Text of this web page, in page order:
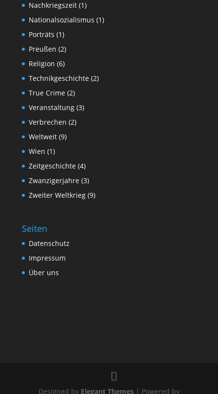
Nachkriegszeit(1)
Nationalsozialismus (1)
Porträts (1)
Preußen (2)
Religion (6)
Technikgeschichte(2)
True Crime(2)
Veranstaltung(3)
Verbrechen (2)
Weltweit(9)
Wien (1)
Zeitgeschichte(4)
Zwanzigerjahre(3)
Zweiter Weltkrieg(9)
Seiten
Datenschutz
Impressum
Über uns
Designed by Elegant Themes| Powered by